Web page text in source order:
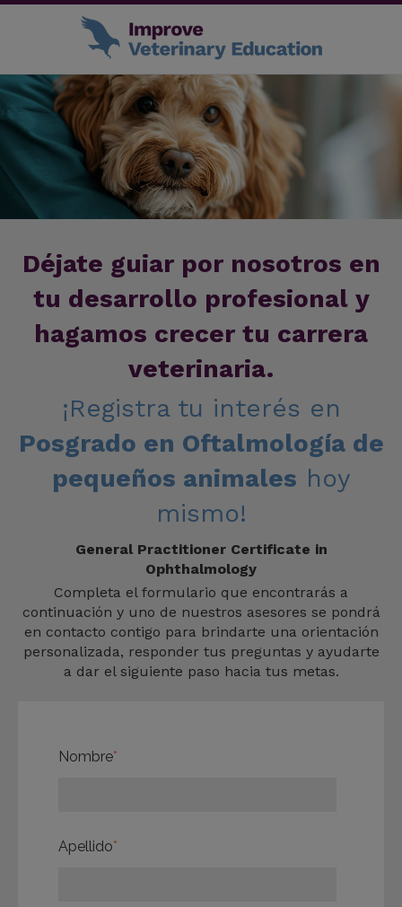
Déjate guiar por nosotros en
tu desarrollo profesional y
hagamos crecer tu carrera
veterinaria.
¡Registra tu interés en
Posgrado en Oftalmología de
pequeños animales hoy
mismo!
General Practitioner Certificate in
Ophthalmology
Completa el formulario que encontrarás a
continuación y uno de nuestros asesores se pondrá
en contacto contigo para brindarte una orientación
personalizada, responder tus preguntas y ayudarte
a dar el siguiente paso hacia tus metas.
Nombre*
Apellido*